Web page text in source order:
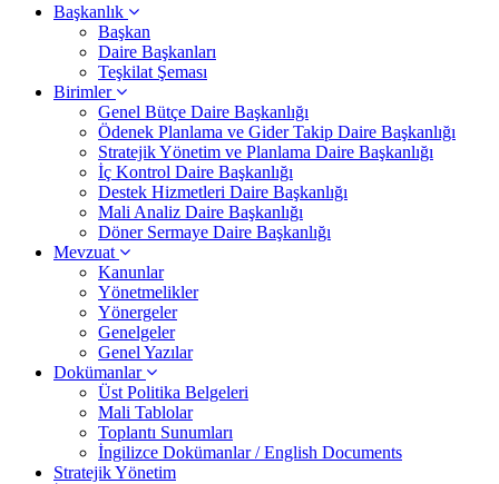
Başkanlık
Başkan
Daire Başkanları
Teşkilat Şeması
Birimler
Genel Bütçe Daire Başkanlığı
Ödenek Planlama ve Gider Takip Daire Başkanlığı
Stratejik Yönetim ve Planlama Daire Başkanlığı
İç Kontrol Daire Başkanlığı
Destek Hizmetleri Daire Başkanlığı
Mali Analiz Daire Başkanlığı
Döner Sermaye Daire Başkanlığı
Mevzuat
Kanunlar
Yönetmelikler
Yönergeler
Genelgeler
Genel Yazılar
Dokümanlar
Üst Politika Belgeleri
Mali Tablolar
Toplantı Sunumları
İngilizce Dokümanlar / English Documents
Stratejik Yönetim